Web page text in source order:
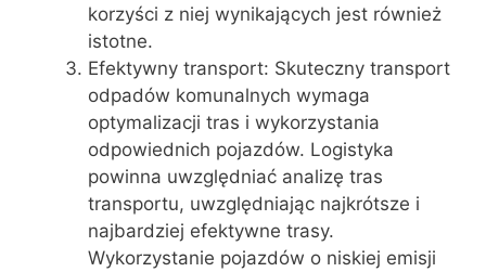
korzyści z niej wynikających jest również
istotne.
Efektywny transport: Skuteczny transport
odpadów komunalnych wymaga
optymalizacji tras i wykorzystania
odpowiednich pojazdów. Logistyka
powinna uwzględniać analizę tras
transportu, uwzględniając najkrótsze i
najbardziej efektywne trasy.
Wykorzystanie pojazdów o niskiej emisji